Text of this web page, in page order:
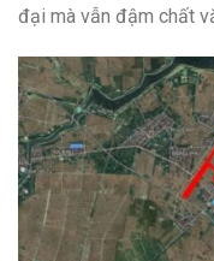
đại mà vẫn đậm chất